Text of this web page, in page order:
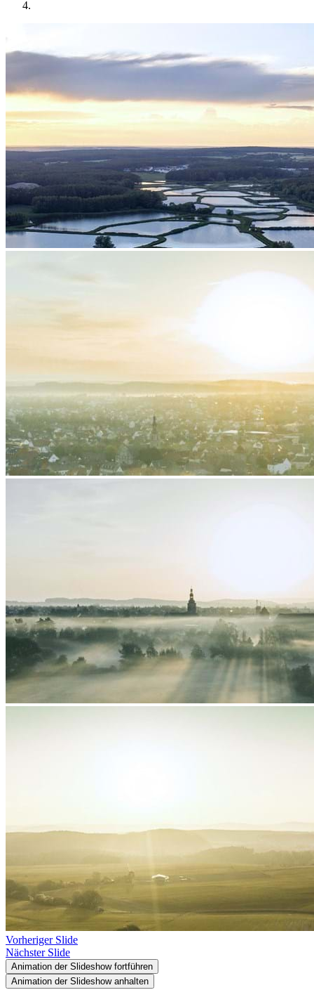
Vorheriger Slide
Nächster Slide
Animation der Slideshow fortführen
Animation der Slideshow anhalten